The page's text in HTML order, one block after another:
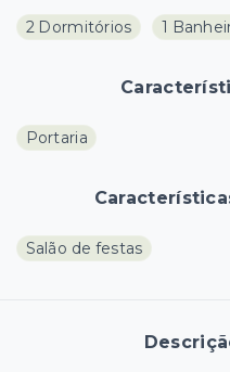
2 Dormitórios 1
Portaria
Salão de festas